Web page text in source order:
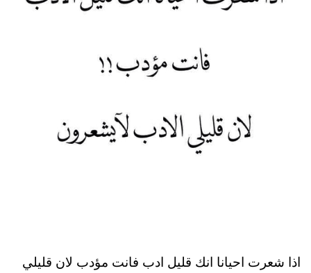
اذا شعرت احيانا انك قليل ادب فانت مؤدب لان قليلي